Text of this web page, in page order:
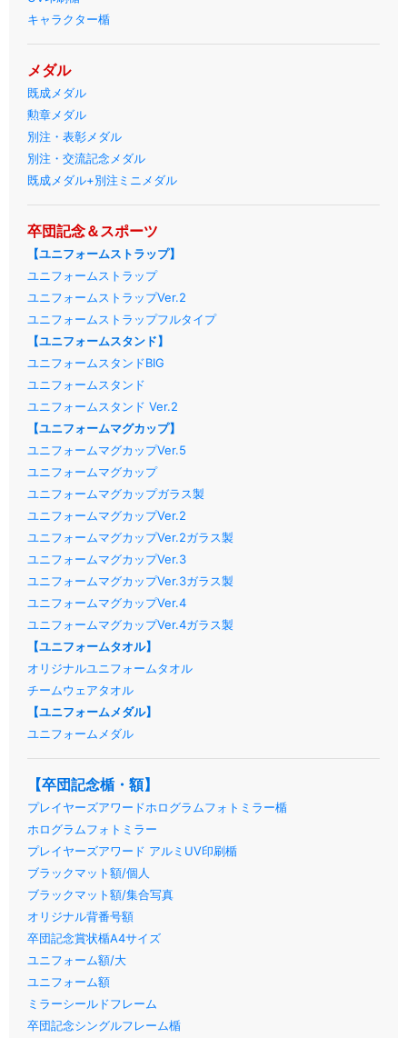
キャラクター楯
メダル
既成メダル
勲章メダル
別注・表彰メダル
別注・交流記念メダル
既成メダル+別注ミニメダル
卒団記念＆スポーツ
【ユニフォームストラップ】
ユニフォームストラップ
ユニフォームストラップVer.2
ユニフォームストラップフルタイプ
【ユニフォームスタンド】
ユニフォームスタンドBIG
ユニフォームスタンド
ユニフォームスタンド Ver.2
【ユニフォームマグカップ】
ユニフォームマグカップVer.5
ユニフォームマグカップ
ユニフォームマグカップガラス製
ユニフォームマグカップVer.2
ユニフォームマグカップVer.2ガラス製
ユニフォームマグカップVer.3
ユニフォームマグカップVer.3ガラス製
ユニフォームマグカップVer.4
ユニフォームマグカップVer.4ガラス製
【ユニフォームタオル】
オリジナルユニフォームタオル
チームウェアタオル
【ユニフォームメダル】
ユニフォームメダル
【卒団記念楯・額】
プレイヤーズアワードホログラムフォトミラー楯
ホログラムフォトミラー
プレイヤーズアワード アルミUV印刷楯
ブラックマット額/個人
ブラックマット額/集合写真
オリジナル背番号額
卒団記念賞状楯A4サイズ
ユニフォーム額/大
ユニフォーム額
ミラーシールドフレーム
卒団記念シングルフレーム楯